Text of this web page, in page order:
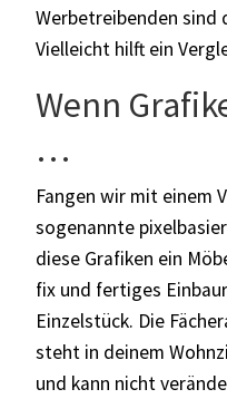
Werbetreibenden sind
Vielleicht hilft ein
Wenn
…
Fangen wir mit einem
sogenannte
diese Grafiken ein
fix und fertiges
Einzelstück. Die
steht in deinem
und kann nicht